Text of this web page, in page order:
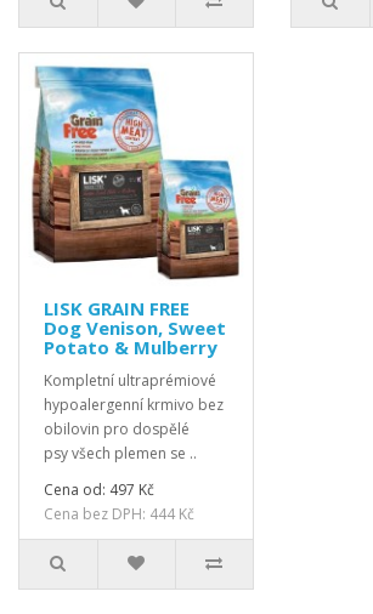
LISK GRAIN FREE
Dog Venison, Sweet
Potato & Mulberry
Kompletní ultraprémiové
hypoalergenní krmivo bez
obilovin pro dospělé
psy všech plemen se ..
Cena od: 497 Kč
Cena bez DPH: 444 Kč